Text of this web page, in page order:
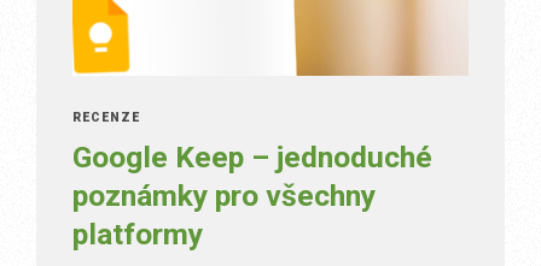
RECENZE
Google Keep – jednoduché
poznámky pro všechny
platformy